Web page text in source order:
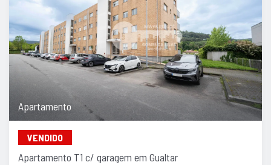
Apartamento
VENDIDO
Apartamento T1 c/ garagem em Gualtar